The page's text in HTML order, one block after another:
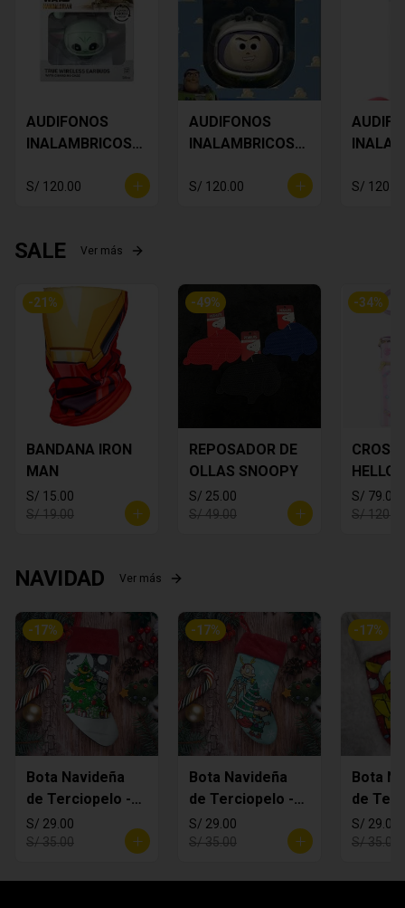
AUDIFONOS
INALAMBRICOS
Yoda
S/ 120.00
AUDIFONOS
INALAMBRICOS
LIGHTYEAR
S/ 120.00 S/
SALE Ver más
-21 %
BANDANA IRON
MAN
S/ 15.00
S/ 19.00
-49%
REPOSADOR DE
OLLAS SNOOPY
S/ 25.00
S/ 49.00
-34%
HELLO
S/ 79.00
S/
NAVIDAD Ver más
-17%
Bota Navideña
de Terciopelo -
MANDALORIAN
S/ 29.00
S/ 35.00
-17%
Bota Navideña
de Terciopelo -
Rugrats
S/ 29.00
S/ 35.00
-17%
Bota
de
Pikachi
S/ 29.00
S/ 35.00